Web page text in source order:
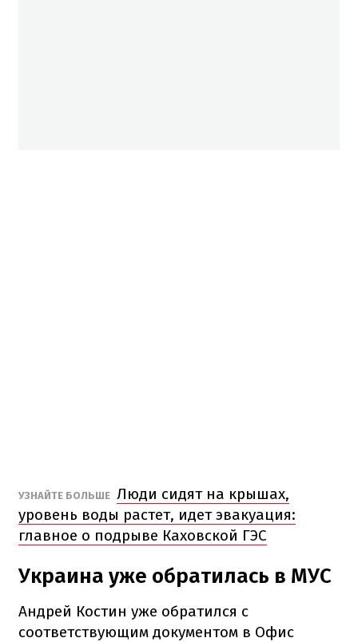
УЗНАЙТЕ БОЛЬШЕ Люди сидят на крышах,
уровень воды растет, идет эвакуация:
главное о подрыве Каховской ГЭС
Украина уже обратилась в МУС
Андрей Костин уже обратился с
соответствующим документом в Офис